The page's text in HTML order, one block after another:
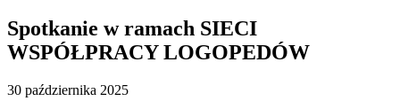
Spotkanie w ramach SIECI
WSPÓŁPRACY LOGOPEDÓW
30 października 2025